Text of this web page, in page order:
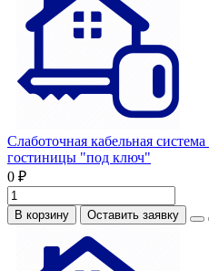
Слаботочная кабельная
гостиницы "под ключ"
0 ₽
В корзину Оставить заявку